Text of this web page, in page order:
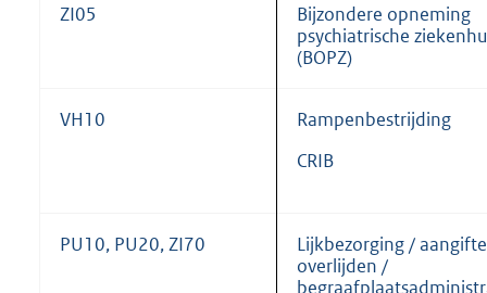
ZI05
Bijzondere opneming
psychiatrische
(BOPZ)
VH10
Rampenbestrijding
CRIB
PU10, PU20, ZI70
Lijkbezorging / aangifte
overlijden /